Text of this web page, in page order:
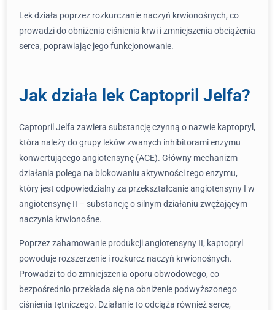
Lek działa poprzez rozkurczanie naczyń krwionośnych, co
prowadzi do obniżenia ciśnienia krwi i zmniejszenia obciążenia
serca, poprawiając jego funkcjonowanie.
Jak działa lek Captopril Jelfa?
Captopril Jelfa zawiera substancję czynną o nazwie kaptopryl,
która należy do grupy leków zwanych inhibitorami enzymu
konwertującego angiotensynę (ACE). Główny mechanizm
działania polega na blokowaniu aktywności tego enzymu,
który jest odpowiedzialny za przekształcanie angiotensyny I w
angiotensynę II – substancję o silnym działaniu zwężającym
naczynia krwionośne.
Poprzez zahamowanie produkcji angiotensyny II, kaptopryl
powoduje rozszerzenie i rozkurcz naczyń krwionośnych.
Prowadzi to do zmniejszenia oporu obwodowego, co
bezpośrednio przekłada się na obniżenie podwyższonego
ciśnienia tętniczego. Działanie to odciąża również serce,